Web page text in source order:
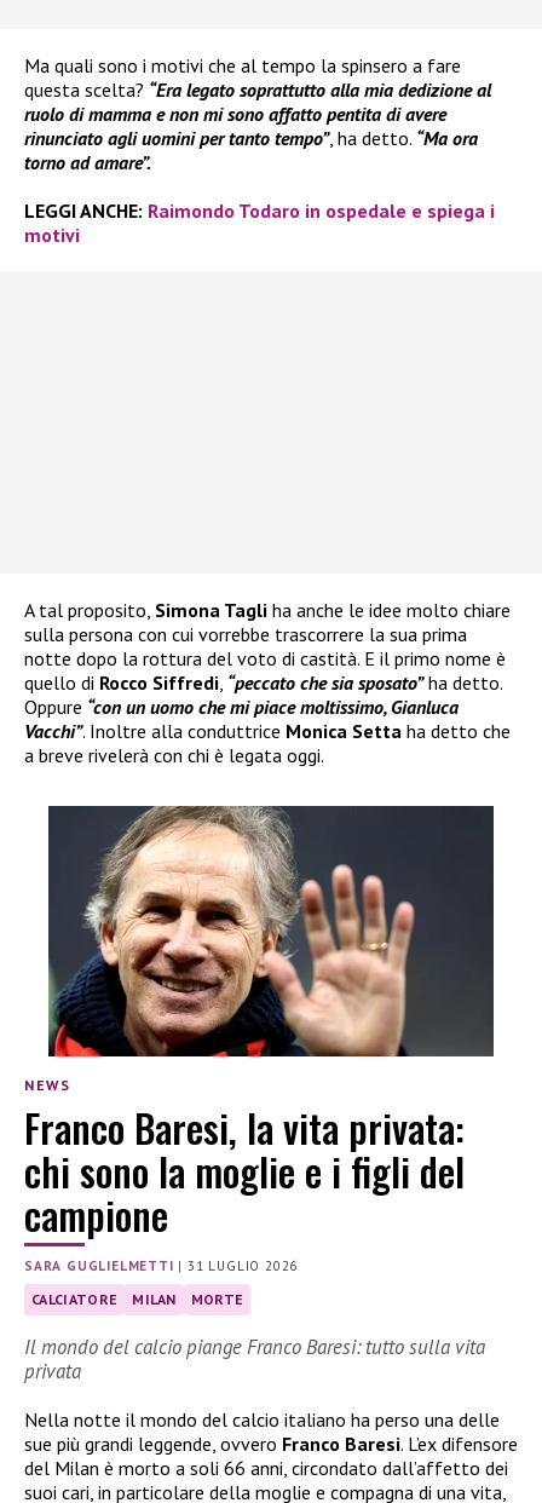
Ma quali sono i motivi che al tempo la spinsero a fare
questa scelta? “Era legato soprattutto alla mia dedizione al
ruolo di mamma e non mi sono affatto pentita di avere
rinunciato agli uomini per tanto tempo”, ha detto. “Ma ora
torno ad amare”.
LEGGI ANCHE: Raimondo Todaro in ospedale e spiega i
motivi
A tal proposito, Simona Tagli ha anche le idee molto chiare
sulla persona con cui vorrebbe trascorrere la sua prima
notte dopo la rottura del voto di castità. E il primo nome è
quello di Rocco Siffredi, “peccato che sia sposato”ha detto.
Oppure “con un uomo che mi piace moltissimo, Gianluca
Vacchi”. Inoltre alla conduttrice Monica Setta ha detto che
a breve rivelerà con chi è legata oggi.
NEWS
Franco Baresi, la vita privata:
chi sono la moglie e i figli del
campione
SARA GUGLIELMETTI |31 LUGLIO 2026
CALCIATORE MILAN MORTE
Il mondo del calcio piange Franco Baresi: tutto sulla vita
privata
Nella notte il mondo del calcio italiano ha perso una delle
sue più grandi leggende, ovvero Franco Baresi. L’ex difensore
del Milan è morto a soli 66 anni, circondato dall’affetto dei
suoi cari, in particolare della moglie e compagna di una vita,